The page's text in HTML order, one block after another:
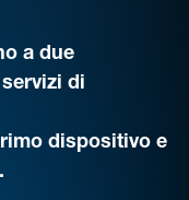
a due
di
dispositivo e